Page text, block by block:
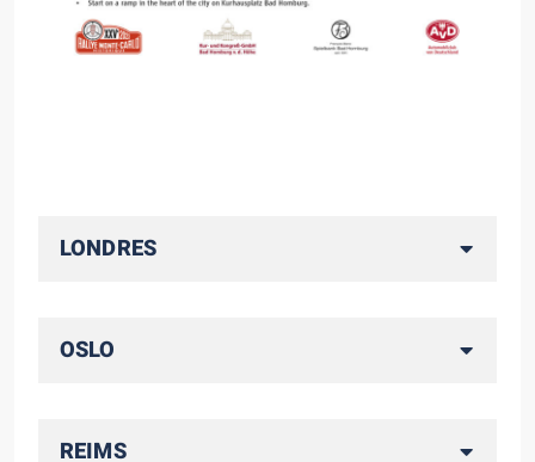
LONDRES
OSLO
REIMS